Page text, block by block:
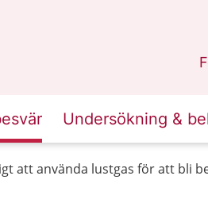
Undersökning &
att använda lustgas för att bli